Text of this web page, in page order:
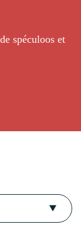
spéculoos et